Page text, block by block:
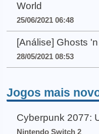
World
25/06/2021 06:48
[Análise] Ghosts
28/05/2021 08:53
Jogos mais
Cyberpunk 2077:
Nintendo Switch 2